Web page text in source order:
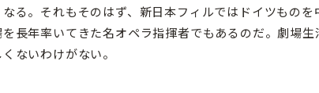
る。それもそのはず、新日本フィルではドイツものを
長年率いてきた名オペラ指揮者でもあるのだ。劇場生
ないわけがない。